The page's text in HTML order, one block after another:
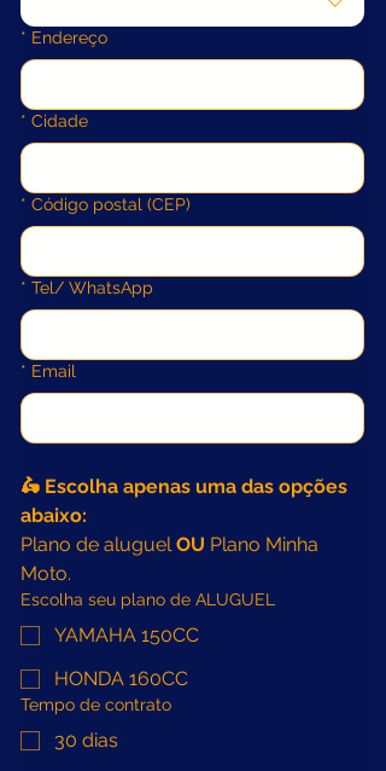
* Endereço
* Cidade
* Código postal (CEP)
* Tel/ WhatsApp
* Email
🛵 Escolha apenas uma das opções
abaixo:
Plano de aluguel OU Plano Minha
Moto.
Escolha seu plano de ALUGUEL
YAMAHA 150CC
HONDA 160CC
Tempo de contrato
30 dias